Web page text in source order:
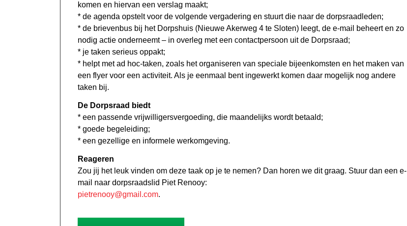
komen en hiervan een verslag maakt;
* de agenda opstelt voor de volgende vergadering en stuurt die naar de dorpsraadleden;
* de brievenbus bij het Dorpshuis (Nieuwe Akerweg 4 te Sloten) leegt, de e-mail beheert en zo
nodig actie onderneemt – in overleg met een contactpersoon uit de Dorpsraad;
* je taken serieus oppakt;
* helpt met ad hoc-taken, zoals het organiseren van speciale bijeenkomsten en het maken van
een flyer voor een activiteit. Als je eenmaal bent ingewerkt komen daar mogelijk nog andere
taken bij.
De Dorpsraad biedt
* een passende vrijwilligersvergoeding, die maandelijks wordt betaald;
* goede begeleiding;
* een gezellige en informele werkomgeving.
Reageren
Zou jij het leuk vinden om deze taak op je te nemen? Dan horen we dit graag. Stuur dan een e-
mail naar dorpsraadslid Piet Renooy:
pietrenooy@gmail.com.